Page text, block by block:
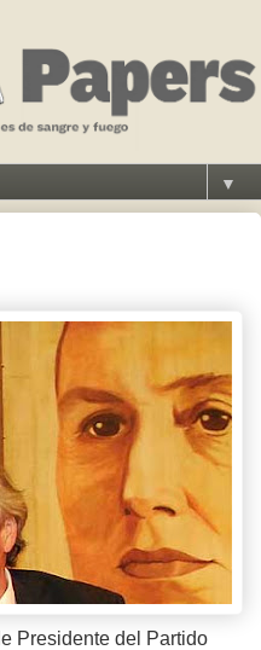
▼
Presidente del Partido